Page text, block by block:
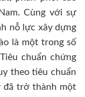
Cùng với sự
nỗ lực xây dựng
là một trong số
chuẩn chứng
theo tiêu chuẩn
đã trở thành một